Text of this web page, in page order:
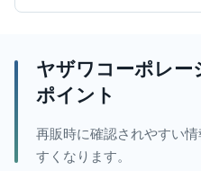
ヤザワコーポレー
ポイント
再販時に確認されやすい
すくなります。